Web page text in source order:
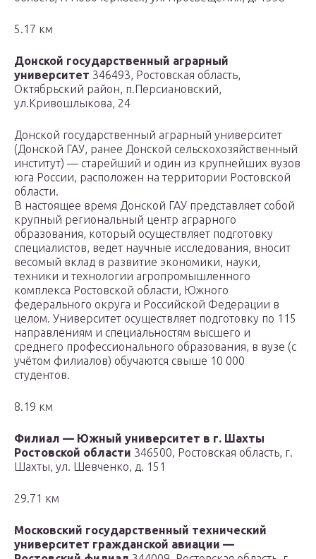
5.17 км
Донской государственный аграрный
университет 346493, Ростовская область,
Октябрьский район, п.Персиановский,
ул.Кривошлыкова, 24
Донской государственный аграрный университет
(Донской ГАУ, ранее Донской сельскохозяйственный
институт) — старейший и один из крупнейших вузов
юга России, расположен на территории Ростовской
области.
В настоящее время Донской ГАУ представляет собой
крупный региональный центр аграрного
образования, который осуществляет подготовку
специалистов, ведет научные исследования, вносит
весомый вклад в развитие экономики, науки,
техники и технологии агропромышленного
комплекса Ростовской области, Южного
федерального округа и Российской Федерации в
целом. Университет осуществляет подготовку по 115
направлениям и специальностям высшего и
среднего профессионального образования, в вузе (с
учётом филиалов) обучаются свыше 10 000
cтудентов.
8.19 км
Филиал — Южный университет в г. Шахты
Ростовской области 346500, Ростовская область, г.
Шахты, ул. Шевченко, д. 151
29.71 км
Московский государственный технический
университет гражданской авиации —